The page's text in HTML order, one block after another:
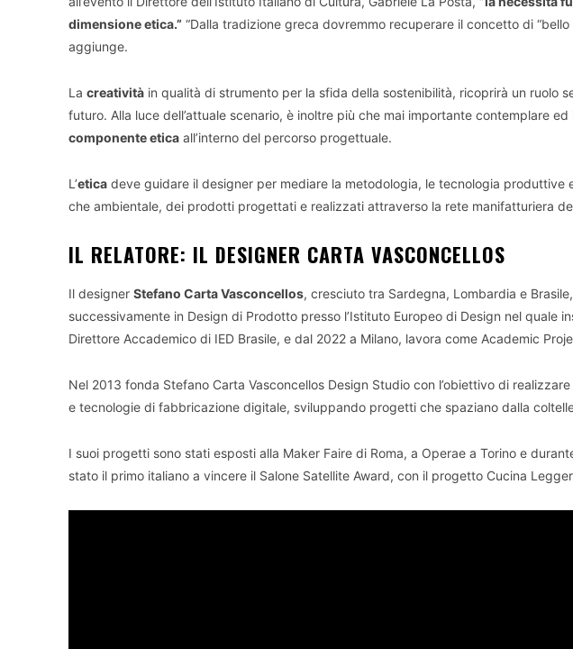
dimensione etica.” “Dalla tradizione greca dovremmo recuperare il concetto di “bello
aggiunge.
La creatività in qualità di strumento per la sfida della sostenibilità, ricoprirà un ruolo
futuro. Alla luce dell’attuale scenario, è inoltre più che mai importante contemplare ed
componente etica all’interno del percorso progettuale.
L’etica deve guidare il designer per mediare la metodologia, le tecnologia produttive
che ambientale, dei prodotti progettati e realizzati attraverso la rete manifatturiera
IL RELATORE: IL DESIGNER CARTA VASCONCELLOS
Il designer Stefano Carta Vasconcellos, cresciuto tra Sardegna, Lombardia e
successivamente in Design di Prodotto presso l’Istituto Europeo di Design nel quale
Direttore Accademico di IED Brasile, e dal 2022 a Milano, lavora come Academic
Nel 2013 fonda Stefano Carta Vasconcellos Design Studio con l’obiettivo di
e tecnologie di fabbricazione digitale, sviluppando progetti che spaziano dalla
I suoi progetti sono stati esposti alla Maker Faire di Roma, a Operae a Torino e
stato il primo italiano a vincere il Salone Satellite Award, con il progetto Cucina